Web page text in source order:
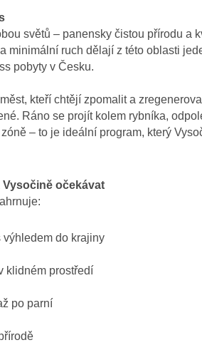
světů – panensky čistou přírodu a
minimální ruch dělají z této oblasti
pobyty v Česku.
kteří chtějí zpomalit a
Ráno se projít kolem rybníka,
– to je ideální program, který
očekávat
do krajiny
klidném prostředí
po parní